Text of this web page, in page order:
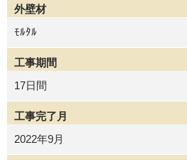
外壁材
ﾓﾙﾀﾙ
工事期間
17日間
工事完了月
2022年9月